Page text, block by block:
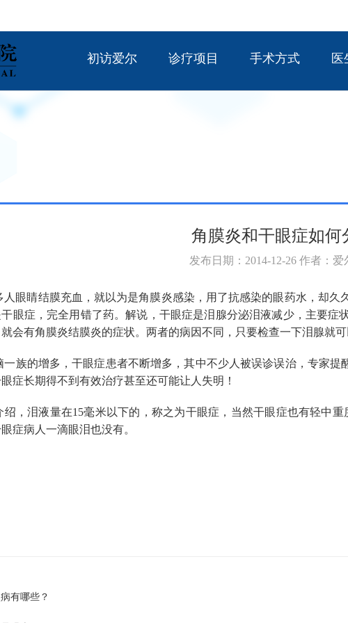
初访爱尔 诊疗项目 手术方式 医
角膜炎和干眼症如何
发布日期：2014-12-26 作者：爱
人眼睛结膜充血，就以为是角膜炎感染，用了抗感染的眼药水，却久
眼症，完全用错了药。解说，干眼症是泪腺分泌泪液减少，主要症
会有角膜炎结膜炎的症状。两者的病因不同，只要检查一下泪腺就可
一族的增多，干眼症患者不断增多，其中不少人被误诊误治，专家提
眼症长期得不到有效治疗甚至还可能让人失明！
绍，泪液量在15毫米以下的，称之为干眼症，当然干眼症也有轻中
症病人一滴眼泪也没有。
有哪些？